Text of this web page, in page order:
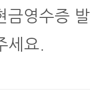
금영수증
세요.